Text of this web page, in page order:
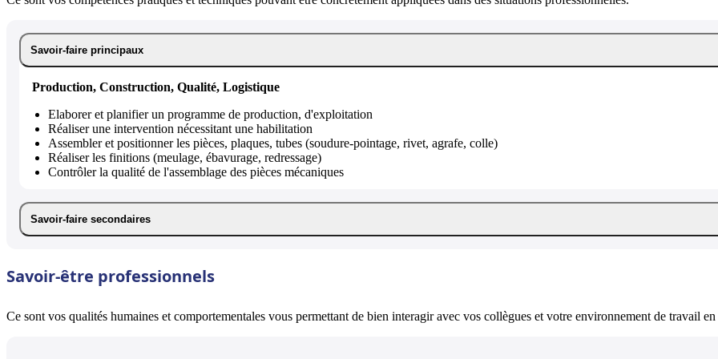
Savoir-faire principaux
Production, Construction, Qualité, Logistique
Elaborer et planifier un programme de production, d'exploitation
Réaliser une intervention nécessitant une habilitation
Assembler et positionner les pièces, plaques, tubes (soudure-pointage, rivet, agrafe, colle)
Réaliser les finitions (meulage, ébavurage, redressage)
Contrôler la qualité de l'assemblage des pièces mécaniques
Savoir-faire secondaires
Savoir-être professionnels
Ce sont vos qualités humaines et comportementales vous permettant de bien interagir avec vos collègues et votre environnement de travail en